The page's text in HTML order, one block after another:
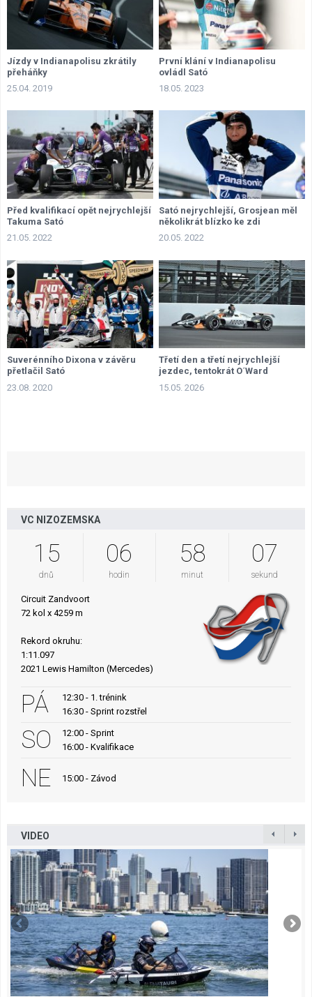
Jízdy v Indianapolisu zkrátily
přeháňky
25.04. 2019
První klání v Indianapolisu
ovládl Sató
18.05. 2023
Před kvalifikací opět nejrychlejší
Takuma Sató
21.05. 2022
Sató nejrychlejší, Grosjean měl
několikrát blízko ke zdi
20.05. 2022
Suverénního Dixona v závěru
přetlačil Sató
23.08. 2020
Třetí den a třetí nejrychlejší
jezdec, tentokrát O´Ward
15.05. 2026
VC NIZOZEMSKA
15
dnů
06
hodin
58
minut
06
sekund
Circuit Zandvoort
72 kol x 4259 m
Rekord okruhu:
1:11.097
2021 Lewis Hamilton (Mercedes)
PÁ
12:30 - 1. trénink
16:30 - Sprint rozstřel
SO
12:00 - Sprint
16:00 - Kvalifikace
NE 15:00 - Závod
VIDEO